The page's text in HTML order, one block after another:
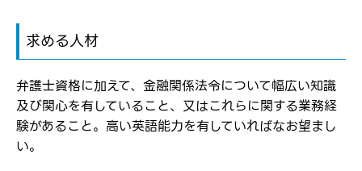
応募完了通知をする
転職報告をする
求める人材
弁護士資格に加えて、金融関係法令について幅広い知識
及び関心を有していること、又はこれらに関する業務経
験があること。高い英語能力を有していればなお望まし
い。